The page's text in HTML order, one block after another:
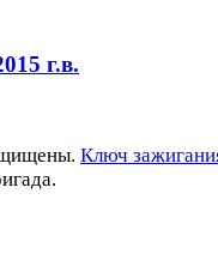
г.в.
Ключ